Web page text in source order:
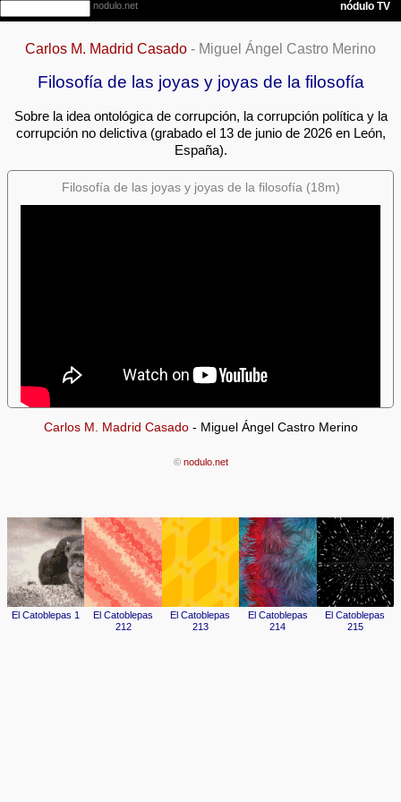
Carlos M. Madrid Casado - Miguel Ángel Castro Merino
Filosofía de las joyas y joyas de la filosofía
Sobre la idea ontológica de corrupción, la corrupción política y la
corrupción no delictiva (grabado el 13 de junio de 2026 en León,
España).
Filosofía de las joyas y joyas de la filosofía (18m)
Carlos M. Madrid Casado- Miguel Ángel Castro Merino
© nodulo.net